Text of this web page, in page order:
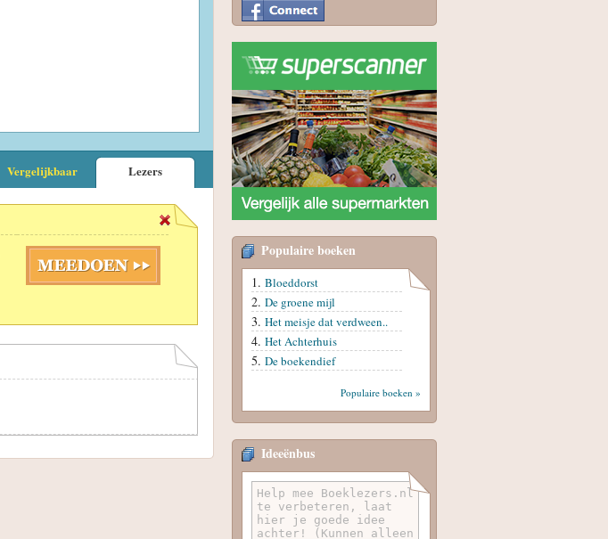
Vergelijkbaar Lezers
Populaire boeken
Bloeddorst
De groene mijl
Het meisje dat verdween..
Het Achterhuis
De boekendief
Populaire boeken »
Ideeënbus